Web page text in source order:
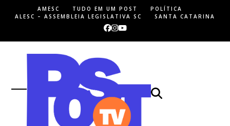
AMESC TUDO EM UM POST
POLÍTICA
ALESC – ASSEMBLEIA LEGISLATIVA SC
SANTA CATARINA
Facebook
Instagram
YouTube
Open
mobile
Close
mobile